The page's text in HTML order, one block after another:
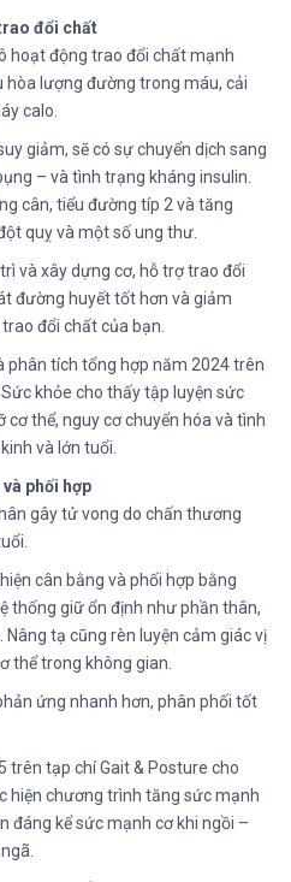
đổi chất
hoạt động trao đổi chất mạnh
hòa lượng đường trong máu, cải
calo.
giảm, sẽ có sự chuyển dịch sang
– và tình trạng kháng insulin.
cân, tiểu đường típ 2 và tăng
quỵ và một số ung thư.
và xây dựng cơ, hỗ trợ trao đổi
đường huyết tốt hơn và giảm
đổi chất của bạn.
phân tích tổng hợp năm 2024 trên
khỏe cho thấy tập luyện sức
thể, nguy cơ chuyển hóa và tình
và lớn tuổi.
phối hợp
gây tử vong do chấn thương
cân bằng và phối hợp bằng
thống giữ ổn định như phần thân,
tạ cũng rèn luyện cảm giác vị
thể trong không gian.
ứng nhanh hơn, phân phối tốt
trên tạp chí Gait & Posture cho
hiện chương trình tăng sức mạnh
đáng kể sức mạnh cơ khi ngồi –